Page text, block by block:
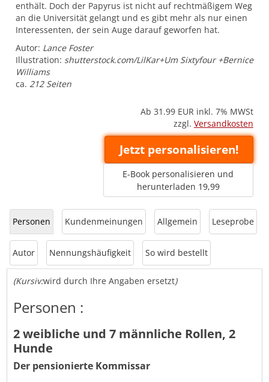
enthält. Doch der Papyrus ist nicht auf rechtmäßigem Weg
an die Universität gelangt und es gibt mehr als nur einen
Interessenten, der sein Auge darauf geworfen hat.
Autor: Lance Foster
Illustration: shutterstock.com/LilKar+Um Sixtyfour +Bernice
Williams
ca.212 Seiten
Ab 31.99 EUR inkl. 7% MWSt
zzgl. Versandkosten
Jetzt personalisieren!
E-Book personalisieren und
herunterladen 19,99
Personen Kundenmeinungen Allgemein Leseprobe
Autor Nennungshäufigkeit So wird bestellt
(Kursiv:wird durch Ihre Angaben ersetzt)
Personen :
2 weibliche und 7 männliche Rollen, 2
Hunde
Der pensionierte Kommissar